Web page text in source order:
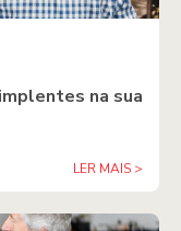
na sua
LER MAIS >